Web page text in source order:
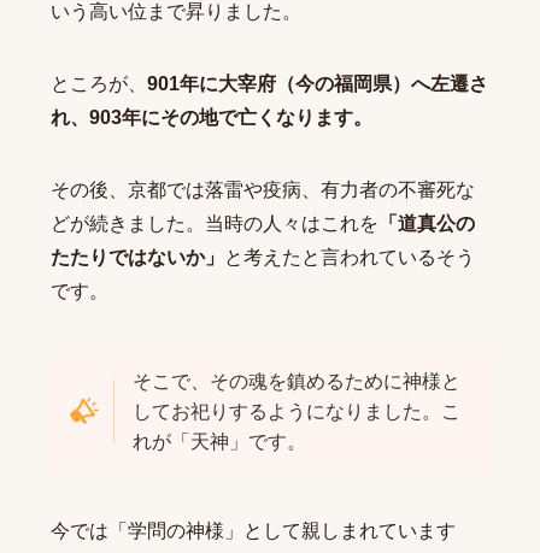
いう高い位まで昇りました。
ところが、 901年に大宰府（今の福岡県）へ左遷さ
れ、903年にその地で亡くなります。
その後、京都では落雷や疫病、有力者の不審死な
どが続きました。当時の人々はこれを 「道真公の
たたりではないか」 と考えたと言われているそう
です。
そこで、その魂を鎮めるために神様と
してお祀りするようになりました。こ
れが「天神」です。
今では「学問の神様」として親しまれています